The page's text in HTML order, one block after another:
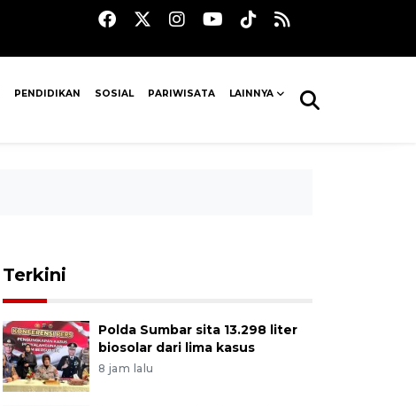
PENDIDIKAN SOSIAL PARIWISATA LAINNYA
Terkini
Polda Sumbar sita 13.298 liter
biosolar dari lima kasus
8 jam lalu